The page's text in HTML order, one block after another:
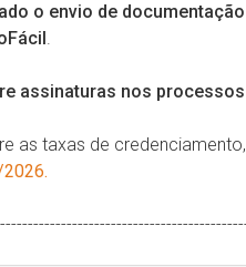
o envio de
.
assinaturas nos processos
as taxas de
.